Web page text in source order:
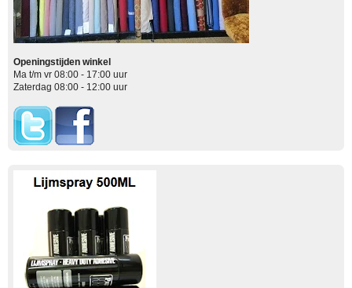
Openingstijden winkel
Ma t/m vr 08:00 - 17:00 uur
Zaterdag 08:00 - 12:00 uur